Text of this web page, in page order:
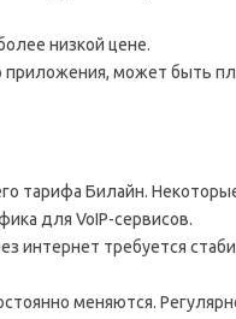
низкой цене.
приложения, может быть
тарифа Билайн.
для VoIP-сервисов.
интернет требуется
меняются.